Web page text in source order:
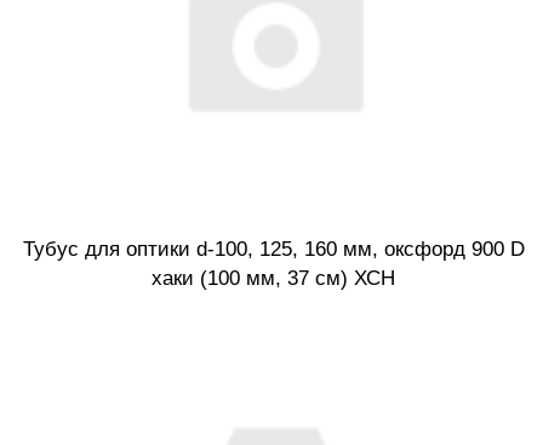
Тубус для оптики d-100, 125, 160 мм, оксфорд 900 D
хаки (100 мм, 37 см) ХСН